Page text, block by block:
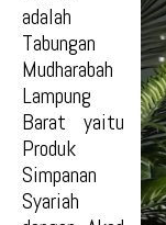
adalah
Tabungan
Mudharabah
Lampung
Barat yaitu
Produk
Simpanan
Syariah